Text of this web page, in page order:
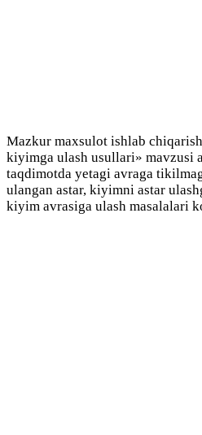
Mazkur maxsulot ishlab
kiyimga ulash usullari» mavzusi
taqdimotda yetagi avraga
ulangan astar, kiyimni astar
kiyim avrasiga ulash masalalari